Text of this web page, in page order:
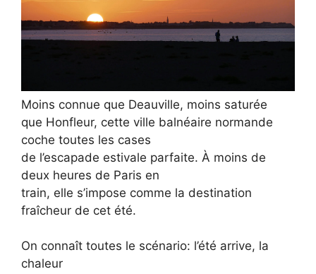
Moins connue que Deauville, moins saturée
que Honfleur, cette ville balnéaire normande
coche toutes les cases
de l’escapade estivale parfaite. À moins de
deux heures de Paris en
train, elle s’impose comme la destination
fraîcheur de cet été.
On connaît toutes le scénario: l’été arrive, la
chaleur